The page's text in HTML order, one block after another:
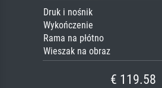
Druk i nośnik
Wykończenie
Rama na płótno
Wieszak na obraz
€ 119.58